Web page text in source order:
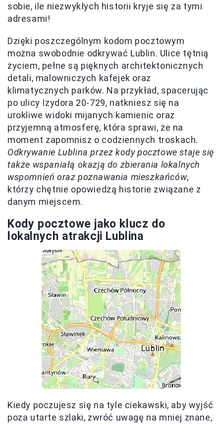
sobie, ile niezwykłych historii kryje się za tymi
adresami!
Dzięki poszczególnym kodom pocztowym
można swobodnie odkrywać Lublin. Ulice tętnią
życiem, pełne są pięknych architektonicznych
detali, malowniczych kafejek oraz
klimatycznych parków. Na przykład, spacerując
po ulicy Izydora 20-729, natkniesz się na
urokliwe widoki mijanych kamienic oraz
przyjemną atmosferę, która sprawi, że na
moment zapomnisz o codziennych troskach.
Odkrywanie Lublina przez kody pocztowe staje się
także wspaniałą okazją do zbierania lokalnych
wspomnień oraz poznawania mieszkańców,
którzy chętnie opowiedzą historie związane z
danym miejscem.
Kody pocztowe jako klucz do
lokalnych atrakcji Lublina
Kiedy poczujesz się na tyle ciekawski, aby wyjść
poza utarte szlaki, zwróć uwagę na mniej znane,